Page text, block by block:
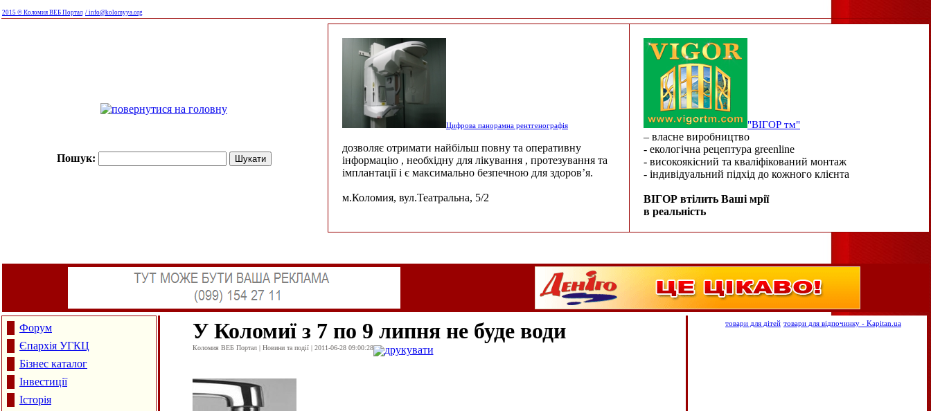
2015 © Коломия ВЕБ Портал / info@kolomyya.org
Пошук:
Цифрова панорамна рентгенографія
дозволяє отримати найбільш повну та оперативну
інформацію , необхідну для лікування , протезування та
імплантації і є максимально безпечною для здоров’я.
м.Коломия, вул.Театральна, 5/2
"ВІГОР тм"
– власне виробництво
- екологічна рецептура greenline
- високоякісний та кваліфікований монтаж
- індивідуальний підхід до кожного клієнта
ВІГОР втілить Ваші мрії
в реальність
Форум
Єпархія УГКЦ
Бізнес каталог
Інвестиції
Історія
У Коломиї з 7 по 9 липня не буде води
Коломия ВЕБ Портал | Новини та події | 2011-06-28 09:00:28 друкувати
товари для дітей товари для відпочинку - Kapitan.ua